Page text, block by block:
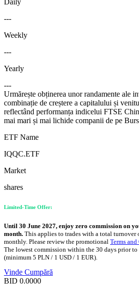
---
Weekly
---
Yearly
---
Urmărește obținerea unor randamente ale
combinație de creștere a capitalului și
reflectând performanța indicelui FTSE
mai mari și mai lichide companii de pe
ETF Name
IQQC.ETF
Market
shares
Limited-Time Offer:
Until 30 June 2027, enjoy zero commission on
month. This applies to trades with a total turnover
monthly. Please review the promotional Terms
The lowest commission within the 30 days prior to
(minimum 5 PLN / 1 USD / 1 EUR).
Vinde Cumpără
BID 0.0000